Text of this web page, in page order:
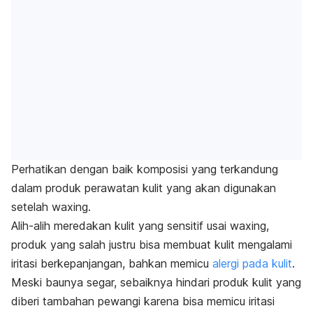
Perhatikan dengan baik komposisi yang terkandung
dalam produk perawatan kulit yang akan digunakan
setelah waxing.
Alih-alih meredakan kulit yang sensitif usai waxing,
produk yang salah justru bisa membuat kulit mengalami
iritasi berkepanjangan, bahkan memicu alergi pada kulit.
Meski baunya segar, sebaiknya hindari produk kulit yang
diberi tambahan pewangi karena bisa memicu iritasi